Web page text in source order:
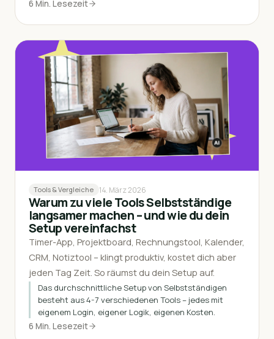
6 Min. Lesezeit
Tools & Vergleiche 14. März 2026
Warum zu viele Tools Selbstständige
langsamer machen – und wie du dein
Setup vereinfachst
Timer-App, Projektboard, Rechnungstool, Kalender,
CRM, Notiztool – klingt produktiv, kostet dich aber
jeden Tag Zeit. So räumst du dein Setup auf.
Das durchschnittliche Setup von Selbstständigen
besteht aus 4-7 verschiedenen Tools – jedes mit
eigenem Login, eigener Logik, eigenen Kosten.
6 Min. Lesezeit